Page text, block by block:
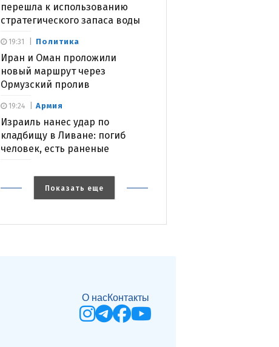
перешла к использованию
стратегического запаса воды
Политика
Иран и Оман проложили
новый маршрут через
Ормузский пролив
19:31
Армия
Израиль нанес удар по
кладбищу в Ливане: погиб
человек, есть раненые
19:24
Показать еще
О насКонтакты